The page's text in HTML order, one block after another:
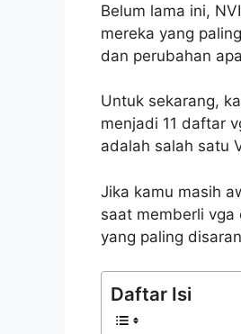
Belum lama ini,
mereka yang
dan perubahan
Untuk sekarang,
menjadi 11 daftar
adalah salah satu
Jika kamu masih
saat memberli vga
yang paling
Daftar Isi